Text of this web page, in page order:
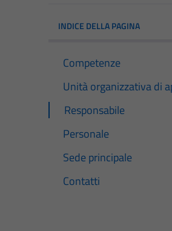
INDICE DELLA PAGINA
Competenze
Unità organizzativa di
Responsabile
Personale
Sede principale
Contatti